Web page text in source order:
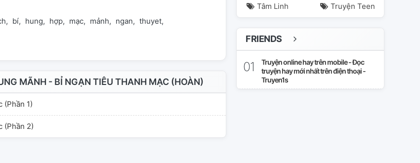
bí hung hợp mạc mảnh ngan thuyet
MÃNH - BỈ NGẠN TIÊU THANH MẠC (HOÀN)
(Phần 1)
(Phần 2)
Tâm Linh Truyện Teen
FRIENDS
Truyện online hay trên mobile - Đọc
truyện hay mới nhất trên điện thoại -
Truyen1s